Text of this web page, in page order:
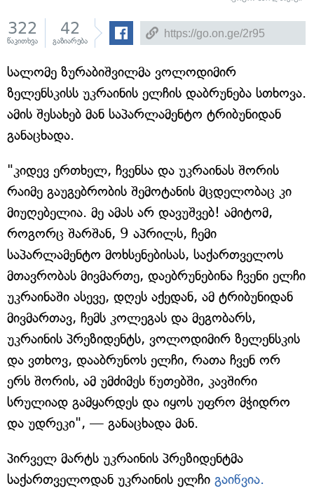
322
წაკითხვა
42
გაზიარება
სალომე ზურაბიშვილმა ვოლოდიმირ
ზელენსკისს უკრაინის ელჩის დაბრუნება სთხოვა.
ამის შესახებ მან საპარლამენტო ტრიბუნიდან
განაცხადა.
"კიდევ ერთხელ, ჩვენსა და უკრაინას შორის
რაიმე გაუგებრობის შემოტანის მცდელობაც კი
მიუღებელია. მე ამას არ დავუშვებ! ამიტომ,
როგორც შარშან, 9 აპრილს, ჩემი
საპარლამენტო მოხსენებისას, საქართველოს
მთავრობას მივმართე, დაებრუნებინა ჩვენი ელჩი
უკრაინაში ასევე, დღეს აქედან, ამ ტრიბუნიდან
მივმართავ, ჩემს კოლეგას და მეგობარს,
უკრაინის პრეზიდენტს, ვოლოდიმირ ზელენსკის
და ვთხოვ, დააბრუნოს ელჩი, რათა ჩვენ ორ
ერს შორის, ამ უმძიმეს წუთებში, კავშირი
სრულიად გამყარდეს და იყოს უფრო მჭიდრო
და უდრეკი", — განაცხადა მან.
პირველ მარტს უკრაინის პრეზიდენტმა
საქართველოდან უკრაინის ელჩი გაიწვია.